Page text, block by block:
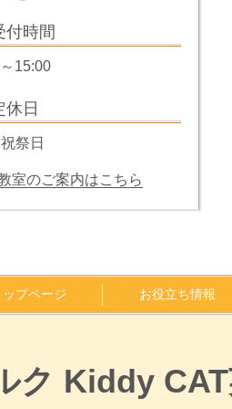
付時間
15:00
休日
祭日
室のご案内はこちら
プページ お役立ち情報
ク Kiddy